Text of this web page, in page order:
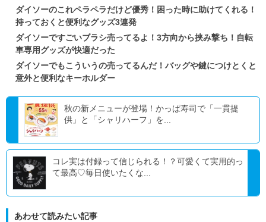
ダイソーのこれペラペラだけど優秀！困った時に助けてくれる！
持っておくと便利なグッズ3連発
ダイソーですごいブラシ売ってるよ！3方向から挟み撃ち！自転
車専用グッズが快適だった
ダイソーでもこういうの売ってるんだ！バッグや鍵につけとくと
意外と便利なキーホルダー
秋の新メニューが登場！かっぱ寿司で「一貫提
供」と「シャリハーフ」を...
コレ実は付録って信じられる！？可愛くて実用的っ
て最高♡毎日使いたくな...
あわせて読みたい記事